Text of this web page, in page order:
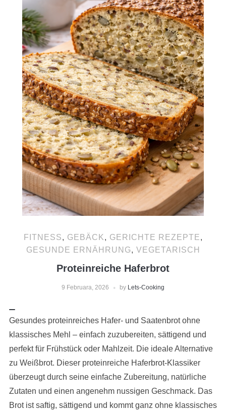
FITNESS, GEBÄCK, GERICHTE REZEPTE,
GESUNDE ERNÄHRUNG, VEGETARISCH
Proteinreiche Haferbrot
9 Februara, 2026 by Lets-Cooking
Gesundes proteinreiches Hafer- und Saatenbrot ohne
klassisches Mehl – einfach zuzubereiten, sättigend und
perfekt für Frühstück oder Mahlzeit. Die ideale Alternative
zu Weißbrot. Dieser proteinreiche Haferbrot-Klassiker
überzeugt durch seine einfache Zubereitung, natürliche
Zutaten und einen angenehm nussigen Geschmack. Das
Brot ist saftig, sättigend und kommt ganz ohne klassisches